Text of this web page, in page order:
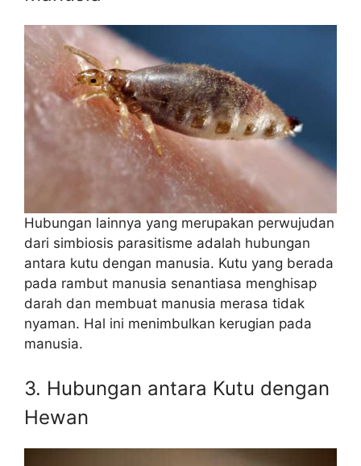
Hubungan lainnya yang merupakan perwujudan
dari simbiosis parasitisme adalah hubungan
antara kutu dengan manusia. Kutu yang berada
pada rambut manusia senantiasa menghisap
darah dan membuat manusia merasa tidak
nyaman. Hal ini menimbulkan kerugian pada
manusia.
3. Hubungan antara Kutu dengan
Hewan